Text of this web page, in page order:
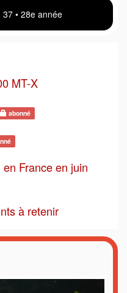
• 28e année
MT-X
abonné
France en juin
à retenir